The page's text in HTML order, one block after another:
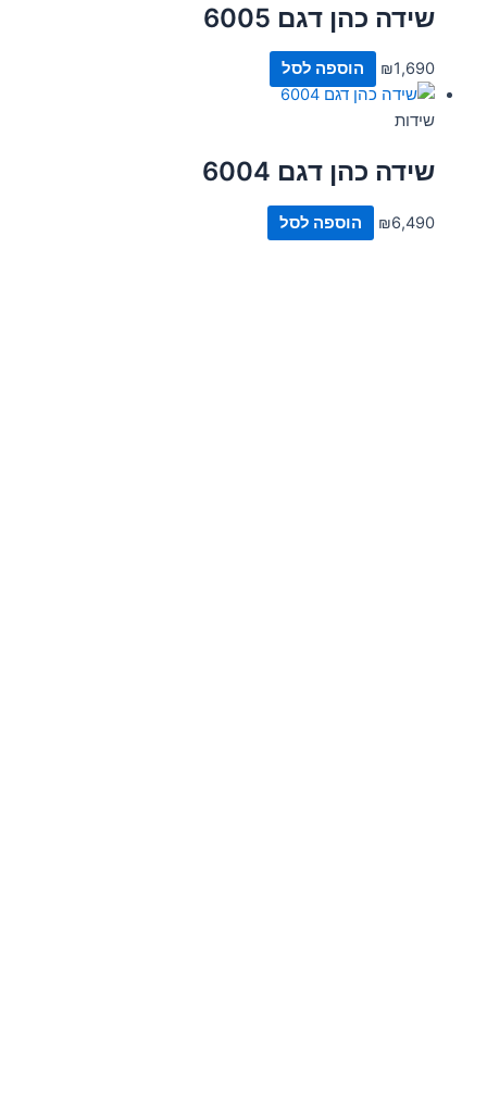
שידה כהן דגם 6005
₪1,690 הוספה לסל
שידות
שידה כהן דגם 6004
₪6,490 הוספה לסל